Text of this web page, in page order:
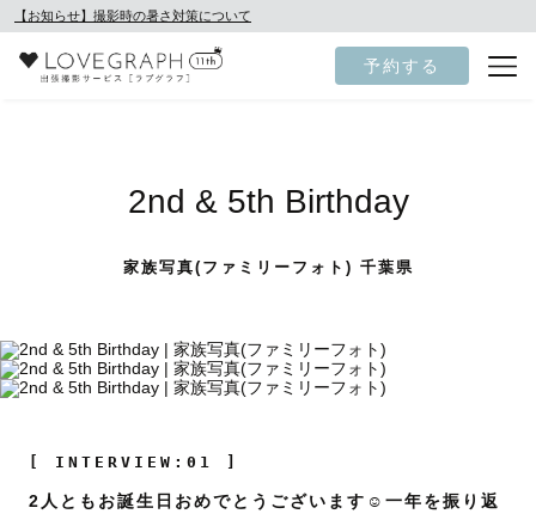
【お知らせ】撮影時の暑さ対策について
予約する
2nd & 5th Birthday
家族写真(ファミリーフォト) 千葉県
[ INTERVIEW:01 ]
2人ともお誕生日おめでとうございます☺️一年を振り返